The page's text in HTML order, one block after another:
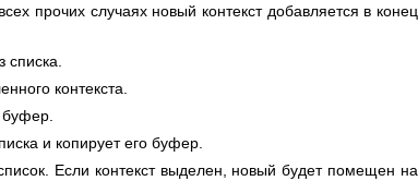
прочих случаях новый контекст добавляется в конец
контекста.
и копирует его буфер.
Если контекст выделен, новый будет помещен на